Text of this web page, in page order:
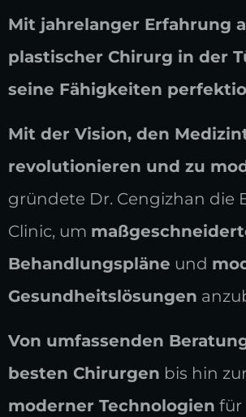
Mit jahrelanger Erfahrung
plastischer Chirurg in der
seine Fähigkeiten
Mit der Vision, den
revolutionieren und zu
gründete Dr. Cengizhan die
Clinic, um
Behandlungspläne und
Gesundheitslösungen
Von umfassenden
besten Chirurgen bis hin
moderner Technologien für